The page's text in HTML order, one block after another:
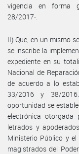
vigencia en forma
28/2017-.
II) Que, en un mismo
se inscribe la
expediente en su
Nacional de
de acuerdo a lo
33/2016 y 38/
oportunidad se
electrónica
letrados y
Ministerio Público y
magistrados del